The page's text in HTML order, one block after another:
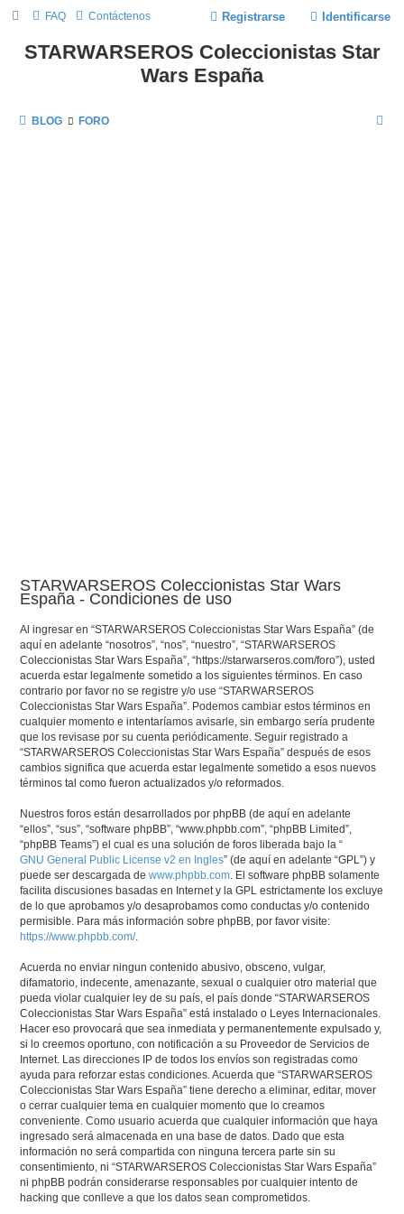
FAQ Contáctenos Identificarse
Registrarse
STARWARSEROS Coleccionistas Star
Wars España
BLOG FORO
STARWARSEROS Coleccionistas Star Wars
España - Condiciones de uso
Al ingresar en “STARWARSEROS Coleccionistas Star Wars España” (de
aquí en adelante “nosotros”, “nos”, “nuestro”, “STARWARSEROS
Coleccionistas Star Wars España”, “https://starwarseros.com/foro”), usted
acuerda estar legalmente sometido a los siguientes términos. En caso
contrario por favor no se registre y/o use “STARWARSEROS
Coleccionistas Star Wars España”. Podemos cambiar estos términos en
cualquier momento e intentaríamos avisarle, sin embargo sería prudente
que los revisase por su cuenta periódicamente. Seguir registrado a
“STARWARSEROS Coleccionistas Star Wars España” después de esos
cambios significa que acuerda estar legalmente sometido a esos nuevos
términos tal como fueron actualizados y/o reformados.
Nuestros foros están desarrollados por phpBB (de aquí en adelante
“ellos”, “sus”, “software phpBB”, “www.phpbb.com”, “phpBB Limited”,
“phpBB Teams”) el cual es una solución de foros liberada bajo la “
GNU General Public License v2 en Ingles” (de aquí en adelante “GPL”) y
puede ser descargada de www.phpbb.com. El software phpBB solamente
facilita discusiones basadas en Internet y la GPL estrictamente los excluye
de lo que aprobamos y/o desaprobamos como conductas y/o contenido
permisible. Para más información sobre phpBB, por favor visite:
https://www.phpbb.com/.
Acuerda no enviar ningun contenido abusivo, obsceno, vulgar,
difamatorio, indecente, amenazante, sexual o cualquier otro material que
pueda violar cualquier ley de su país, el país donde “STARWARSEROS
Coleccionistas Star Wars España” está instalado o Leyes Internacionales.
Hacer eso provocará que sea inmediata y permanentemente expulsado y,
si lo creemos oportuno, con notificación a su Proveedor de Servicios de
Internet. Las direcciones IP de todos los envíos son registradas como
ayuda para reforzar estas condiciones. Acuerda que “STARWARSEROS
Coleccionistas Star Wars España” tiene derecho a eliminar, editar, mover
o cerrar cualquier tema en cualquier momento que lo creamos
conveniente. Como usuario acuerda que cualquier información que haya
ingresado será almacenada en una base de datos. Dado que esta
información no será compartida con ninguna tercera parte sin su
consentimiento, ni “STARWARSEROS Coleccionistas Star Wars España”
ni phpBB podrán considerarse responsables por cualquier intento de
hacking que conlleve a que los datos sean comprometidos.